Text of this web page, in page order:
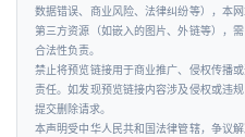
数据错误、商业风险、法律纠纷等），本
第三方资源（如嵌入的图片、外链等），
合法性负责。
禁止将预览链接用于商业推广、侵权传播
责任。如发现预览链接内容涉及侵权或违
提交删除请求。
本声明受中华人民共和国法律管辖，争议